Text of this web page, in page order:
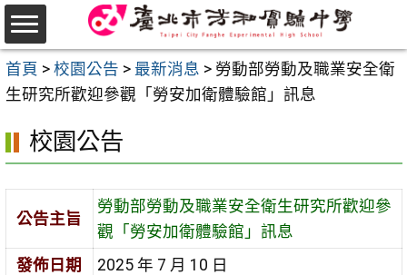
跳
至
主
要
區
首頁 > 校園公告 > 最新消息 > 勞動部勞動及職業安全衛
生研究所歡迎參觀「勞安加衛體驗館」訊息
校園公告
公告主旨
勞動部勞動及職業安全衛生研究所歡迎參
觀「勞安加衛體驗館」訊息
發佈日期
2025 年 7 月 10 日
選
單